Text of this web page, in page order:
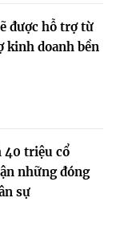
được hỗ trợ từ
kinh doanh bền
40 triệu cổ
những đóng
sự